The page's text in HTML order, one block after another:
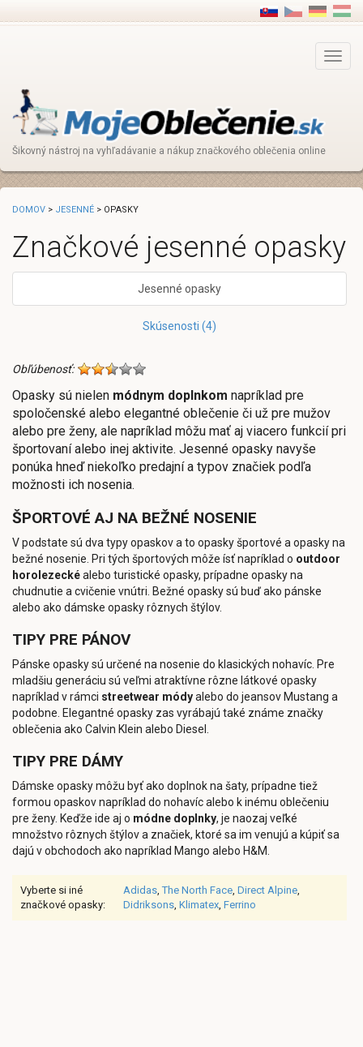
Main
Menu
Šikovný nástroj na vyhľadávanie a nákup značkového oblečenia online
DOMOV > JESENNÉ > OPASKY
Značkové jesenné opasky
Jesenné opasky
Skúsenosti (4)
Obľúbenosť:
Opasky sú nielen módnym doplnkom napríklad pre
spoločenské alebo elegantné oblečenie či už pre mužov
alebo pre ženy, ale napríklad môžu mať aj viacero funkcií pri
športovaní alebo inej aktivite. Jesenné opasky navyše
ponúka hneď niekoľko predajní a typov značiek podľa
možnosti ich nosenia.
ŠPORTOVÉ AJ NA BEŽNÉ NOSENIE
V podstate sú dva typy opaskov a to opasky športové a opasky na
bežné nosenie. Pri tých športových môže ísť napríklad o outdoor
horolezeckéalebo turistické opasky, prípadne opasky na
chudnutie a cvičenie vnútri. Bežné opasky sú buď ako pánske
alebo ako dámske opasky rôznych štýlov.
TIPY PRE PÁNOV
Pánske opasky sú určené na nosenie do klasických nohavíc. Pre
mladšiu generáciu sú veľmi atraktívne rôzne látkové opasky
napríklad v rámci streetwear módyalebo do jeansov Mustang a
podobne. Elegantné opasky zas vyrábajú také známe značky
oblečenia ako Calvin Klein alebo Diesel.
TIPY PRE DÁMY
Dámske opasky môžu byť ako doplnok na šaty, prípadne tiež
formou opaskov napríklad do nohavíc alebo k inému oblečeniu
pre ženy. Keďže ide aj o módne doplnky, je naozaj veľké
množstvo rôznych štýlov a značiek, ktoré sa im venujú a kúpiť sa
dajú v obchodoch ako napríklad Mango alebo H&M.
Vyberte si iné
značkové opasky:
Adidas ,The North Face Direct Alpine
Didriksons Klimatex Ferrino